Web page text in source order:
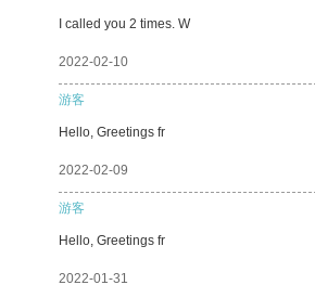
I called you 2 times. W
2022-02-10
游客
Hello, Greetings fr
2022-02-09
游客
Hello, Greetings fr
2022-01-31